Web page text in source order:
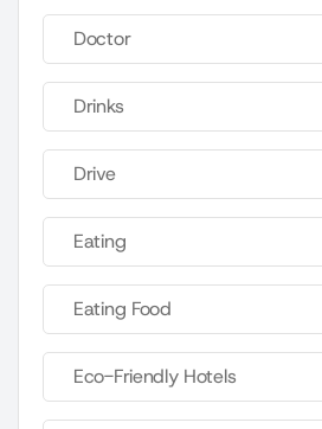
Doctor
Drinks
Drive
Eating
Eating Food
Eco-Friendly Hotels